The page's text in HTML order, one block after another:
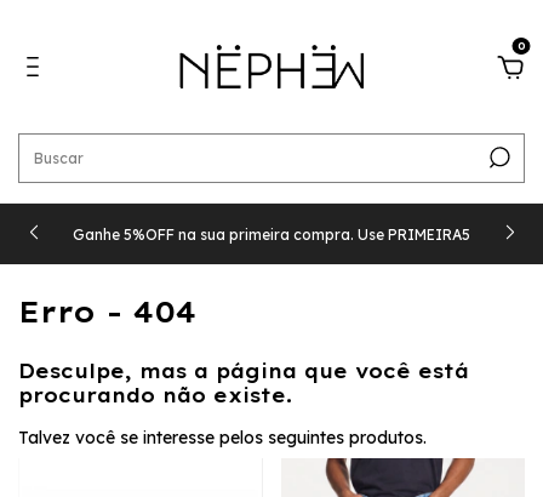
0
Ganhe 5%OFF na sua primeira compra. Use PRIMEIRA5
Erro - 404
Desculpe, mas a página que você está
procurando não existe.
Talvez você se interesse pelos seguintes produtos.